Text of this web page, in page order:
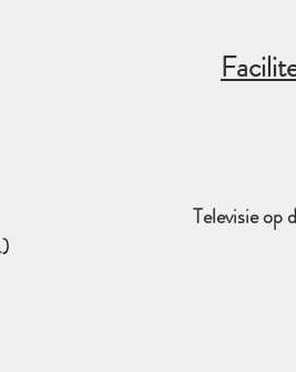
Televisie op